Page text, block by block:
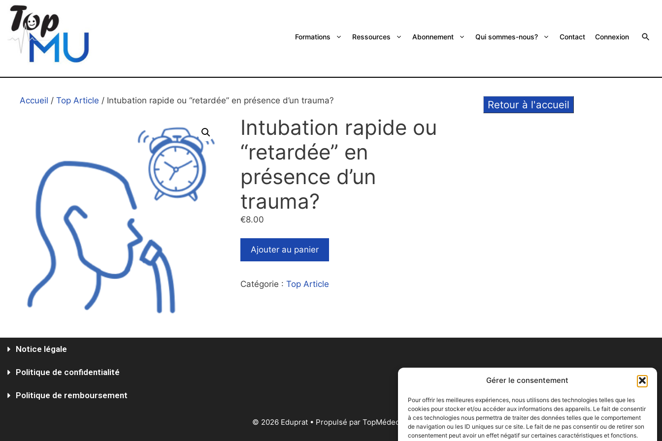
Gérer le consentement
Pour offrir les meilleures expériences, nous utilisons des technologies telles que les
cookies pour stocker et/ou accéder aux informations des appareils. Le fait de consentir
à ces technologies nous permettra de traiter des données telles que le comportement
de navigation ou les ID uniques sur ce site. Le fait de ne pas consentir ou de retirer son
consentement peut avoir un effet négatif sur certaines caractéristiques et fonctions.
Formations Ressources Abonnement Qui sommes-nous? Contact Connexion
Accueil / Top Article / Intubation rapide ou “retardée” en présence d’un trauma?
Intubation rapide ou
“retardée” en
présence d’un
trauma?
€8.00
Ajouter au panier
Catégorie : Top Article
Retour à l'accueil
Notice légale
Politique de confidentialité
Politique de remboursement
© 2026 Eduprat • Propulsé par TopMédecine